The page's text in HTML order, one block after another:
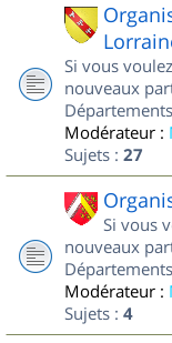
Si vous
nouveaux
Modérateur :
Sujets : 27
Si vous
nouveaux
Modérateur :
Sujets : 4